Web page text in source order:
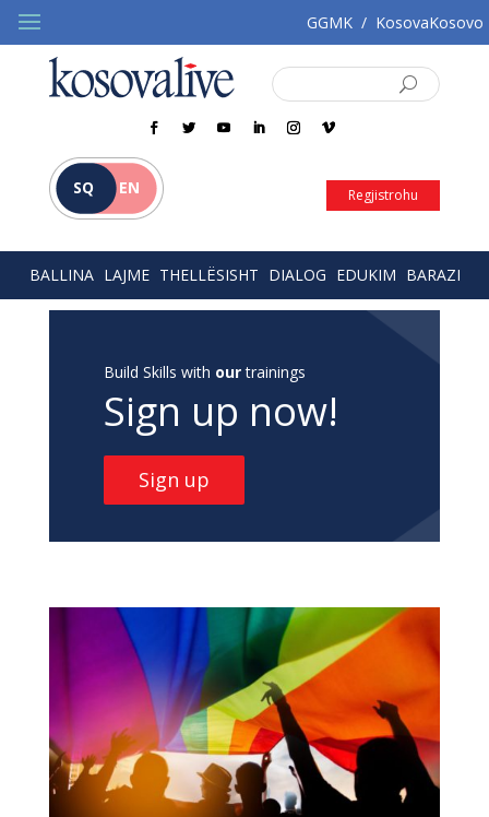
GGMK / KosovaKosovo
SQ EN Regjistrohu
BALLINA LAJME THELLËSISHT DIALOG EDUKIM BARAZI
Build Skills with ourtrainings
Sign up now!
Sign up